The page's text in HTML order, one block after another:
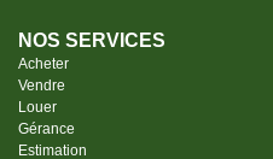
NOS SERVICES
Acheter
Vendre
Louer
Gérance
Estimation